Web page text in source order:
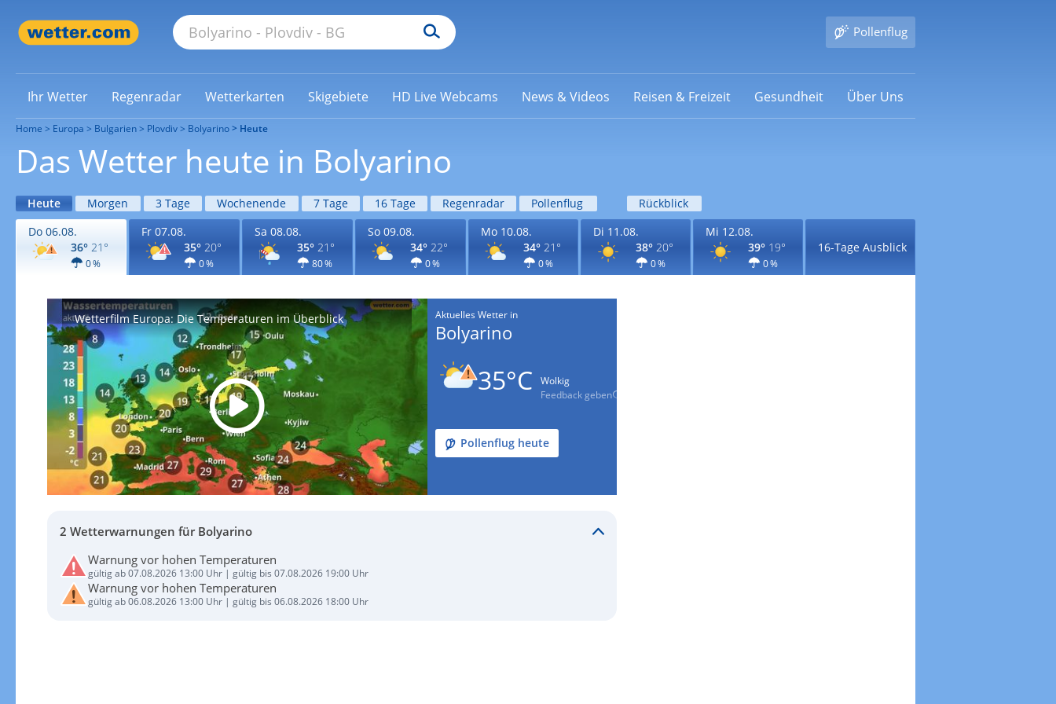
Pollenflug
Ihr Wetter Regenradar Wetterkarten Skigebiete HD Live Webcams News & Videos Reisen & Freizeit Gesundheit Über Uns
Home Europa Bulgarien Plovdiv Bolyarino Heute
Das Wetter heute in Bolyarino
Heute Morgen 3 Tage Wochenende 7 Tage 16 Tage Regenradar Pollenflug
Rückblick
Do 06.08.
36° 21°
0 %
Fr 07.08.
35° 20°
0 %
Sa 08.08.
35° 21°
80 %
So 09.08.
34° 22°
0 %
Mo 10.08.
34° 21°
0 %
Di 11.08.
38° 20°
0 %
Mi 12.08.
39° 19°
0 %
16-Tage Ausblick
Wetterfilm Europa: Die Temperaturen im Überblick Aktuelles Wetter in
Bolyarino
35°C
Wolkig
Feedback geben
Pollenflug heute
2 Wetterwarnungen für Bolyarino
Warnung vor hohen Temperaturen
gültig ab 07.08.2026 13:00 Uhr | gültig bis 07.08.2026 19:00 Uhr
Warnung vor hohen Temperaturen
gültig ab 06.08.2026 13:00 Uhr | gültig bis 06.08.2026 18:00 Uhr